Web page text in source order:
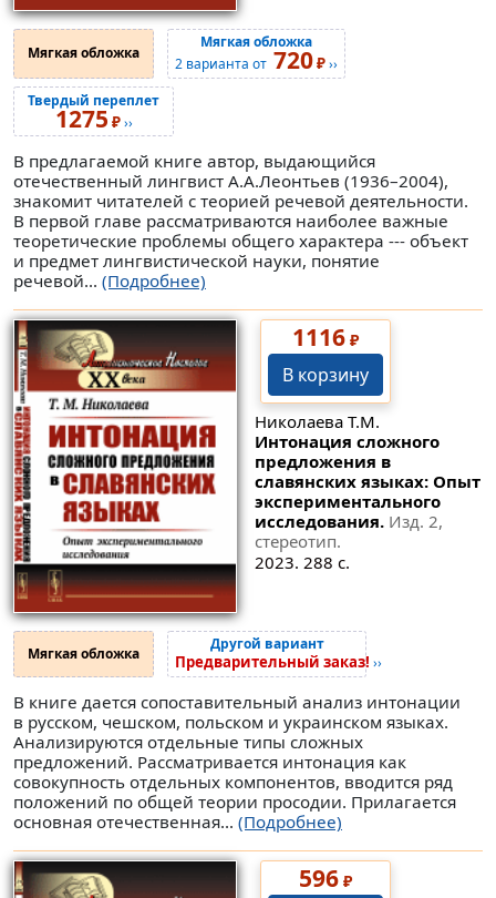
Мягкая обложка
Мягкая обложка
2 варианта от 720₽››
Твердый переплет
1275 ₽››
В предлагаемой книге автор, выдающийся
отечественный лингвист А.А.Леонтьев (1936–2004),
знакомит читателей с теорией речевой деятельности.
В первой главе рассматриваются наиболее важные
теоретические проблемы общего характера --- объект
и предмет лингвистической науки, понятие
речевой... (Подробнее)
1116₽
В корзину
Николаева Т.М.
Интонация сложного
предложения в
славянских языках: Опыт
экспериментального
исследования. Изд. 2,
стереотип.
2023. 288 с.
Мягкая обложка Другой вариант
Предварительный заказ! ››
В книге дается сопоставительный анализ интонации
в русском, чешском, польском и украинском языках.
Анализируются отдельные типы сложных
предложений. Рассматривается интонация как
совокупность отдельных компонентов, вводится ряд
положений по общей теории просодии. Прилагается
основная отечественная... (Подробнее)
596₽